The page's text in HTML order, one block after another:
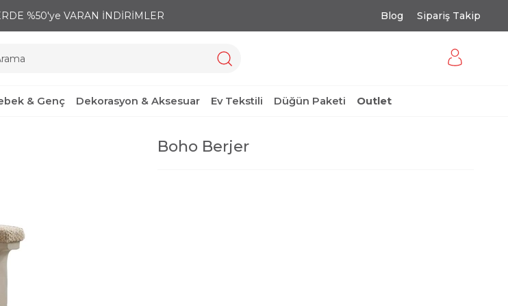
%50'ye VARAN İNDİRİMLER Blog Sipariş Takip
& Genç Dekorasyon & Aksesuar Ev Tekstili Düğün Paketi Outlet
Boho Berjer